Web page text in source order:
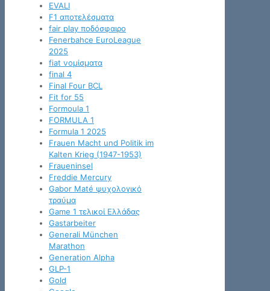
EVALI
F1 αποτελέσματα
fair play ποδόσφαιρο
Fenerbahce EuroLeague
2025
fiat νομίσματα
final 4
Final Four BCL
Fit for 55
Formoula 1
FORMULA 1
Formula 1 2025
Frauen Macht und Politik im
Kalten Krieg (1947-1953)
Fraueninsel
Freddie Mercury
Gabor Maté ψυχολογικό
τραύμα
Game 1 τελικοί Ελλάδας
Gastarbeiter
Generali München
Marathon
Generation Alpha
GLP-1
Gold